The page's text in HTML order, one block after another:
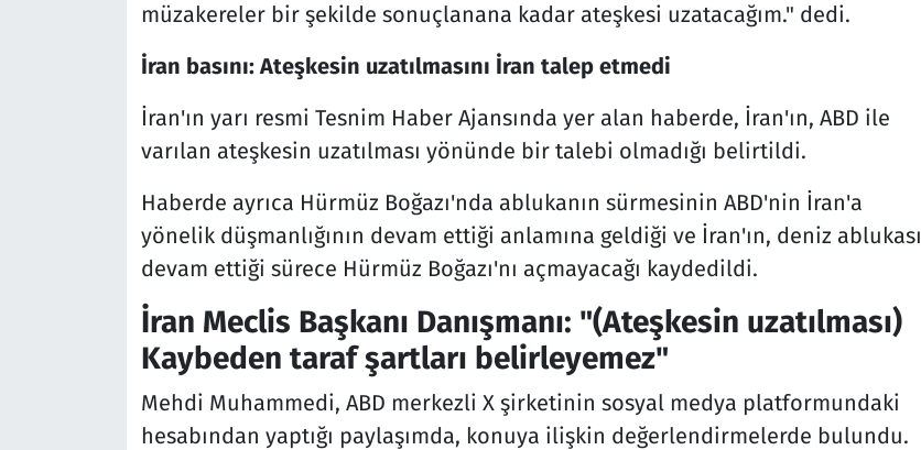
müzakereler bir şekilde sonuçlanana kadar ateşkesi uzatacağım." dedi.
İran basını: Ateşkesin uzatılmasını İran talep etmedi
İran'ın yarı resmi Tesnim Haber Ajansında yer alan haberde, İran'ın, ABD ile
varılan ateşkesin uzatılması yönünde bir talebi olmadığı belirtildi.
Haberde ayrıca Hürmüz Boğazı'nda ablukanın sürmesinin ABD'nin İran'a
yönelik düşmanlığının devam ettiği anlamına geldiği ve İran'ın, deniz ablukası
devam ettiği sürece Hürmüz Boğazı'nı açmayacağı kaydedildi.
İran Meclis Başkanı Danışmanı: "(Ateşkesin uzatılması)
Kaybeden taraf şartları belirleyemez"
Mehdi Muhammedi, ABD merkezli X şirketinin sosyal medya platformundaki
hesabından yaptığı paylaşımda, konuya ilişkin değerlendirmelerde bulundu.